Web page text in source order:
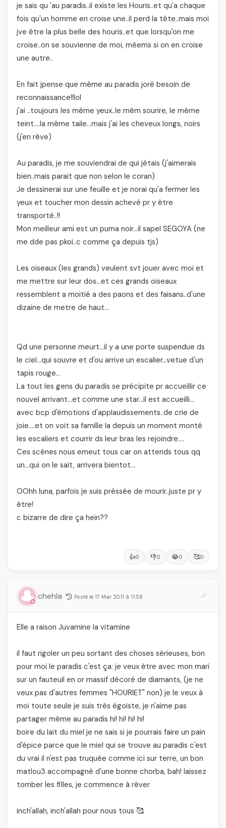
je sais qu 'au paradis..il existe les Houris..et qu'a chaque
fois qu'un homme en croise une..il perd la tête..mais moi
jve être la plus belle des houris..et que lorsqu'on me
croise..on se souvienne de moi, mêems si on en croise
une autre..
En fait jpense que même au paradis joré besoin de
reconnaissance!!lol
j'ai ..toujours les même yeux..le mêm sourire, le même
teint….la même taile…mais j'ai les cheveux longs, noirs
(j'en rêve)
Au paradis, je me souviendrai de qui jétais (j'aimerais
bien..mais parait que non selon le coran)
Je dessinerai sur une feuille et je norai qu'a fermer les
yeux et toucher mon dessin achevé pr y être
transporté..!!
Mon meilleur ami est un puma noir…il sapel SEGOYA (ne
me dde pas pkoi..c comme ça depuis tjs)
Les oiseaux (les grands) veulent svt jouer avec moi et
me mettre sur leur dos…et ces grands oiseaux
ressemblent a moitié a des paons et des faisans..d'une
dizaine de metre de haut…
Qd une personne meurt…il y a une porte suspendue ds
le ciel…qui souvre et d'ou arrive un escalier…vetue d'un
tapis rouge…
La tout les gens du paradis se précipite pr accueillir ce
nouvel arrivant…et comme une star…il est accueilli…
avec bcp d'émotions d'applaudissements..de crie de
joie….et on voit sa famille la depuis un moment monté
les escaliers et courrir ds leur bras les rejoindre….
Ces scénes nous emeut tous car on attends tous qq
un…qui on le sait, arrivera bientot…
OOhh luna, parfois je suis préssée de mourir..juste pr y
être!
c bizarre de dire ça hein??
👍0 👎0 😂0 🥰0
chehla Posté le 17 Mar 2011 à 11:58
Elle a raison Juvamine la vitamine
il faut rigoler un peu sortant des choses sérieuses, bon
pour moi le paradis c'est ça: je veux être avec mon mari
sur un fauteuil en or massif décoré de diamants, (je ne
veux pas d'autres femmes "HOURIET" non) je le veux à
moi toute seule je suis très égoïste, je n'aime pas
partager même au paradis hi! hi! hi! hi!
boire du lait du miel je ne sais si je pourrais faire un pain
d'épice parce que le miel qui se trouve au paradis c'est
du vrai il n'est pas truquée comme ici sur terre, un bon
matlou3 accompagné d'une bonne chorba, bah! laissez
tomber les filles, je commence à rêver
inch'allah, inch'allah pour nous tous 🥰